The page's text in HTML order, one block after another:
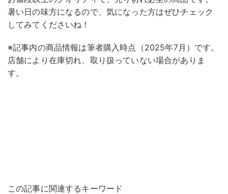
暑い日の味方になるので、気になった方はぜひチェック
してみてくださいね！
※記事内の商品情報は筆者購入時点（2025年7月）です。
店舗により在庫切れ、取り扱っていない場合がありま
す。
この記事に関連するキーワード